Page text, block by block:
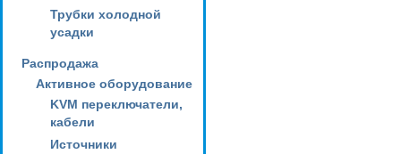
Трубки холодной
усадки
Распродажа
Активное оборудование
KVM переключатели,
кабели
Источники